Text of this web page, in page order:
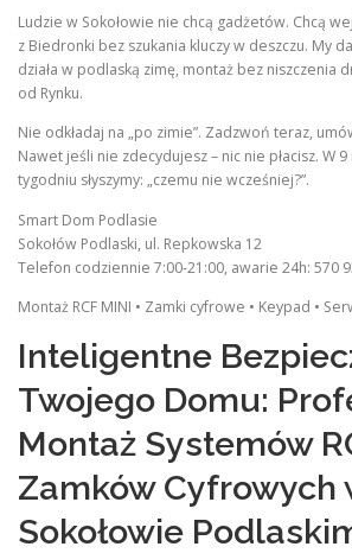
Ludzie w Sokołowie nie chcą gadżetów. Chcą
z Biedronki bez szukania kluczy w deszczu. My
działa w podlaską zimę, montaż bez niszczenia
od Rynku.
Nie odkładaj na „po zimie”. Zadzwoń teraz,
Nawet jeśli nie zdecydujesz – nic nie płacisz. W
tygodniu słyszymy: „czemu nie wcześniej?”.
Smart Dom Podlasie
Sokołów Podlaski, ul. Repkowska 12
Telefon codziennie 7:00-21:00, awarie 24h: 570
Montaż RCF MINI • Zamki cyfrowe • Keypad •
Inteligentne
Twojego Domu:
Montaż Systemów
Zamków Cyfrowych
Sokołowie